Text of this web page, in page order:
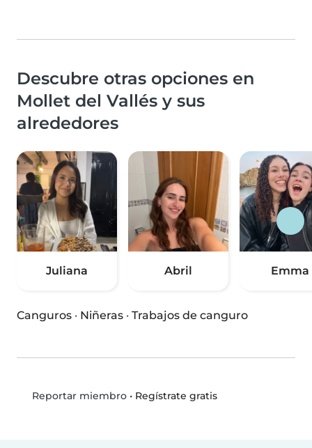
Descubre otras opciones en
Mollet del Vallés y sus
alrededores
Juliana Abril Emma
Canguros · Niñeras · Trabajos de canguro
Reportar miembro• Regístrate gratis